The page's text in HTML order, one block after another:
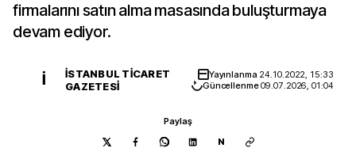
firmalarını satın alma masasında buluşturmaya
devam ediyor.
İ
İSTANBUL TICARET
GAZETESI
Yayınlanma 24.10.2022, 15:33
Güncellenme09.07.2026, 01:04
Paylaş
N